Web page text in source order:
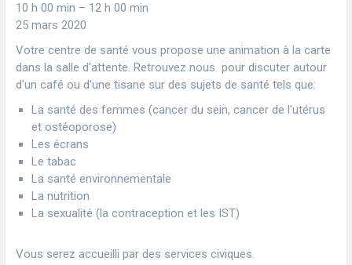
10 h 00 min – 12 h 00 min
25 mars 2020
Votre centre de santé vous propose une animation à la carte
dans la salle d'attente. Retrouvez nous pour discuter autour
d'un café ou d'une tisane sur des sujets de santé tels que:
La santé des femmes (cancer du sein, cancer de l'utérus
et ostéoporose)
Les écrans
Le tabac
La santé environnementale
La nutrition
La sexualité (la contraception et les IST)
Vous serez accueilli par des services civiques.